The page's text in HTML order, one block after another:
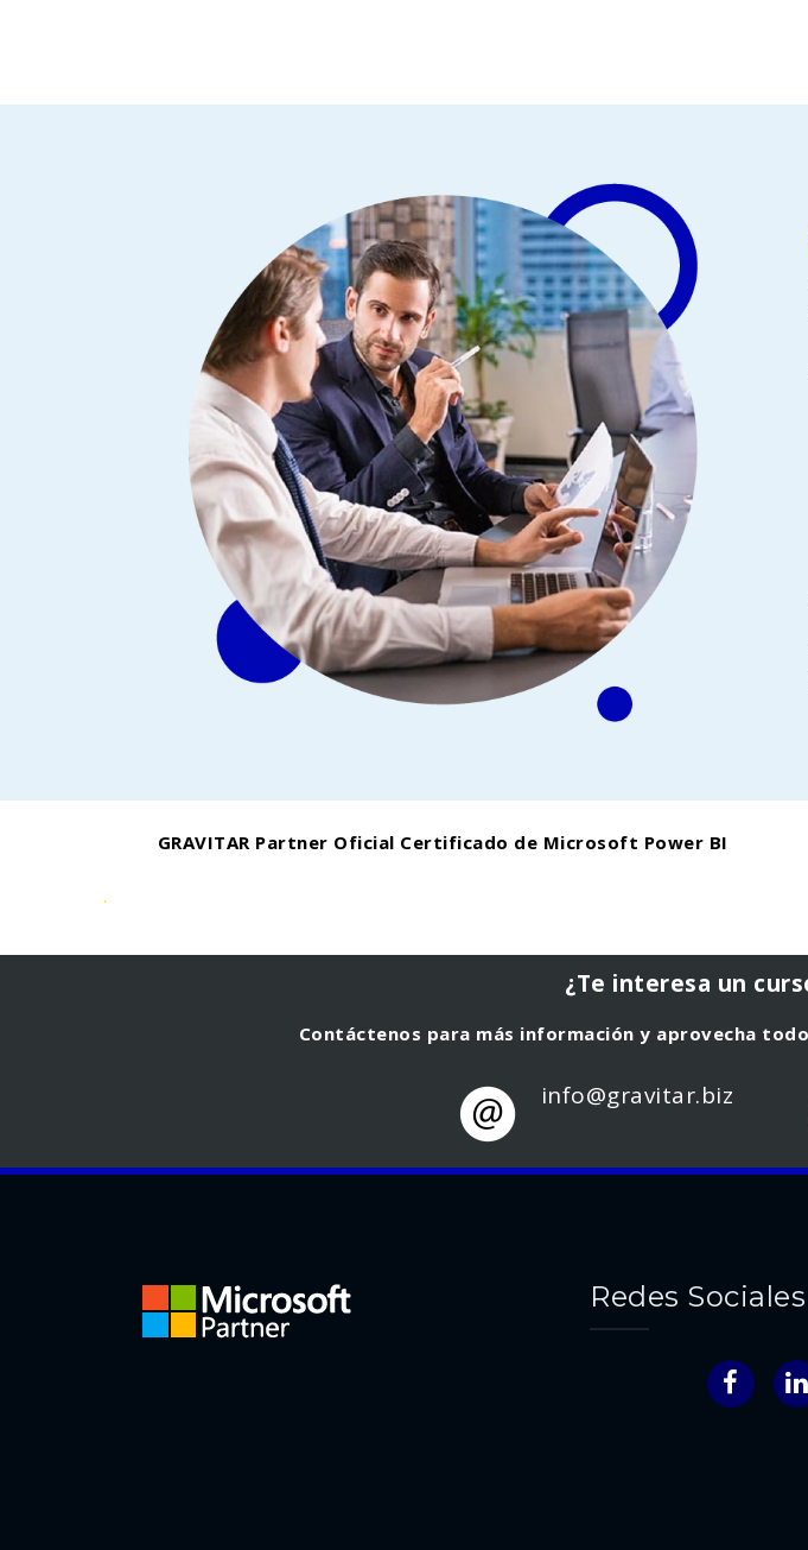
GRAVITAR Partner Oficial Certificado de Microsoft Power BI
.
¿Te interesa un
Contáctenos para más información y aprovecha
info@gravitar.biz
Redes Sociales
Facebook